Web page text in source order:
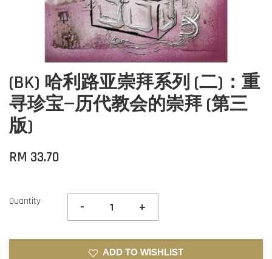
(BK) 哈利路亚崇拜系列 (二)：重
寻珍宝—历代教会的崇拜 (第三
版)
RM 33.70
Quantity - +
ADD TO WISHLIST